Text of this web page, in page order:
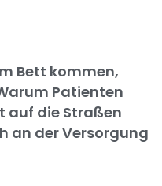
Bett kommen,
Patienten
auf die Straßen
an der Versorgung